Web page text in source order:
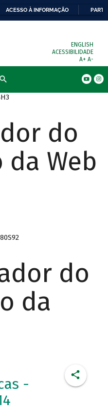
ACESSO À INFORMAÇÃO
ENGLISH
ACESSIBILIDADE
A+ A-
do
da Web
do
da
-